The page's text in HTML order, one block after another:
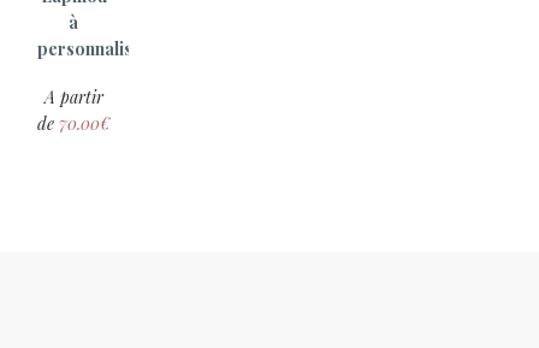
à
personnaliser
A partir
de70.00€